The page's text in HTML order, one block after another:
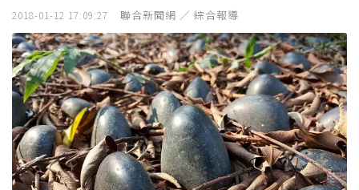
2018-01-12 17:09:27 聯合新聞網 ／ 綜合報導